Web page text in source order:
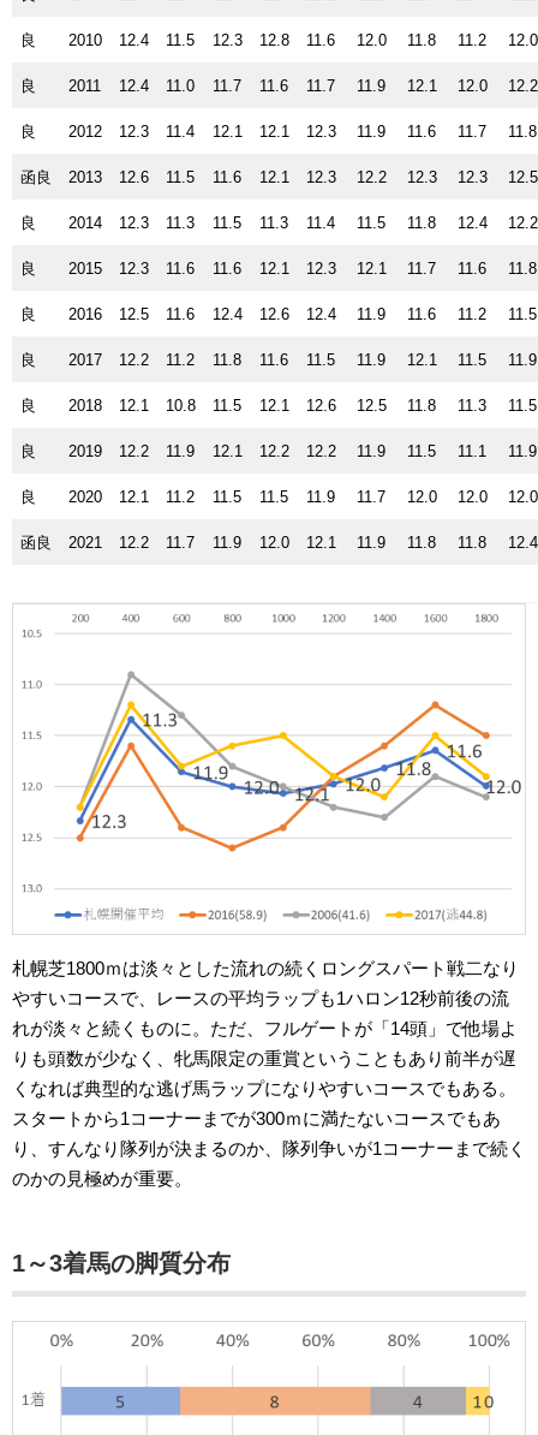
良 2010 12.4 11.5 12.3 12.8 11.6 12.0 11.8 11.2 12.0
良 2011 12.4 11.0 11.7 11.6 11.7 11.9 12.1 12.0 12.2
良 2012 12.3 11.4 12.1 12.1 12.3 11.9 11.6 11.7 11.8
函良 2013 12.6 11.5 11.6 12.1 12.3 12.2 12.3 12.3 12.5
良 2014 12.3 11.3 11.5 11.3 11.4 11.5 11.8 12.4 12.2
良 2015 12.3 11.6 11.6 12.1 12.3 12.1 11.7 11.6 11.8
良 2016 12.5 11.6 12.4 12.6 12.4 11.9 11.6 11.2 11.5
良 2017 12.2 11.2 11.8 11.6 11.5 11.9 12.1 11.5 11.9
良 2018 12.1 10.8 11.5 12.1 12.6 12.5 11.8 11.3 11.5
良 2019 12.2 11.9 12.1 12.2 12.2 11.9 11.5 11.1 11.9
良 2020 12.1 11.2 11.5 11.5 11.9 11.7 12.0 12.0 12.0
函良 2021 12.2 11.7 11.9 12.0 12.1 11.9 11.8 11.8 12.4
札幌芝1800ｍは淡々とした流れの続くロングスパート戦二なり
やすいコースで、レースの平均ラップも1ハロン12秒前後の流
れが淡々と続くものに。ただ、フルゲートが「14頭」で他場よ
りも頭数が少なく、牝馬限定の重賞ということもあり前半が遅
くなれば典型的な逃げ馬ラップになりやすいコースでもある。
スタートから1コーナーまでが300ｍに満たないコースでもあ
り、すんなり隊列が決まるのか、隊列争いが1コーナーまで続く
のかの見極めが重要。
1～3着馬の脚質分布